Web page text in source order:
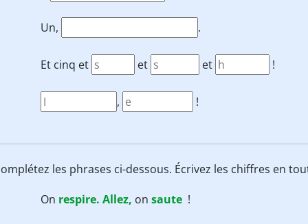
Un, .
Et cinq et et et !
, !
les phrases ci-dessous. Écrivez les chiffres en
On respire. Allez, onsaute !